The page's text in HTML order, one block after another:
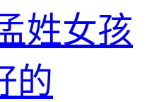
姓女孩
的